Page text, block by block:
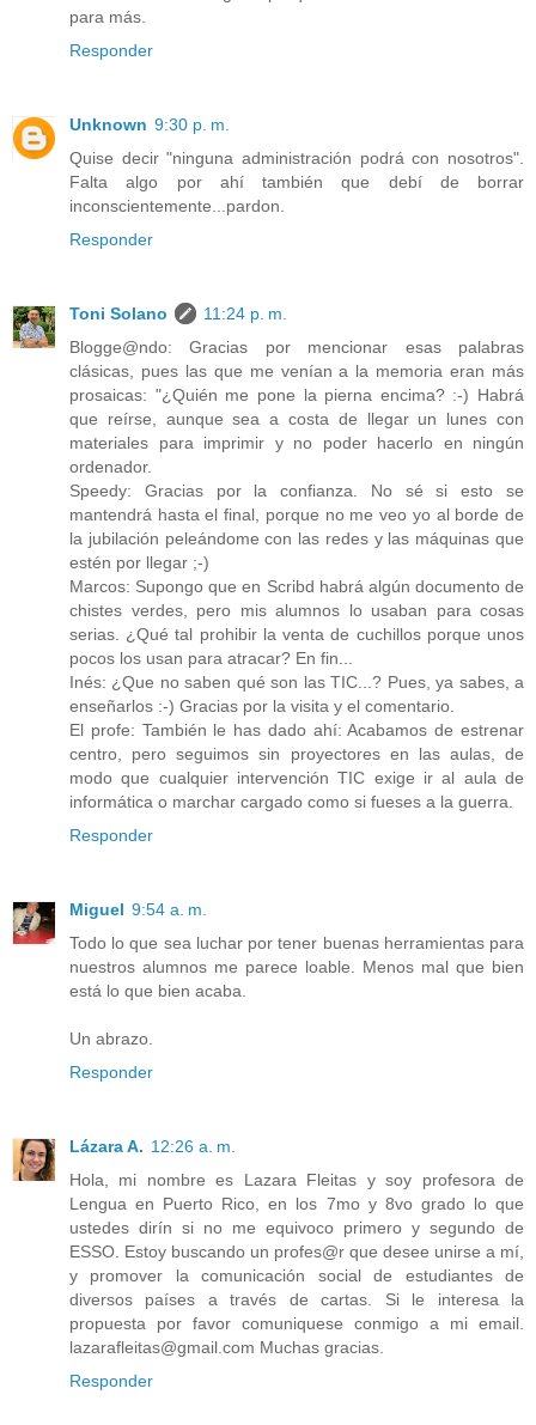
para más.
Responder
Unknown 9:30 p. m.
Quise decir "ninguna administración podrá con nosotros".
Falta algo por ahí también que debí de borrar
inconscientemente...pardon.
Responder
Toni Solano
11:24 p. m.
Blogge@ndo: Gracias por mencionar esas palabras
clásicas, pues las que me venían a la memoria eran más
prosaicas: "¿Quién me pone la pierna encima? :-) Habrá
que reírse, aunque sea a costa de llegar un lunes con
materiales para imprimir y no poder hacerlo en ningún
ordenador.
Speedy: Gracias por la confianza. No sé si esto se
mantendrá hasta el final, porque no me veo yo al borde de
la jubilación peleándome con las redes y las máquinas que
estén por llegar ;-)
Marcos: Supongo que en Scribd habrá algún documento de
chistes verdes, pero mis alumnos lo usaban para cosas
serias. ¿Qué tal prohibir la venta de cuchillos porque unos
pocos los usan para atracar? En fin...
Inés: ¿Que no saben qué son las TIC...? Pues, ya sabes, a
enseñarlos :-) Gracias por la visita y el comentario.
El profe: También le has dado ahí: Acabamos de estrenar
centro, pero seguimos sin proyectores en las aulas, de
modo que cualquier intervención TIC exige ir al aula de
informática o marchar cargado como si fueses a la guerra.
Responder
Miguel 9:54 a. m.
Todo lo que sea luchar por tener buenas herramientas para
nuestros alumnos me parece loable. Menos mal que bien
está lo que bien acaba.
Un abrazo.
Responder
Lázara A. 12:26 a. m.
Hola, mi nombre es Lazara Fleitas y soy profesora de
Lengua en Puerto Rico, en los 7mo y 8vo grado lo que
ustedes dirín si no me equivoco primero y segundo de
ESSO. Estoy buscando un profes@r que desee unirse a mí,
y promover la comunicación social de estudiantes de
diversos países a través de cartas. Si le interesa la
propuesta por favor comuniquese conmigo a mi email.
lazarafleitas@gmail.com Muchas gracias.
Responder